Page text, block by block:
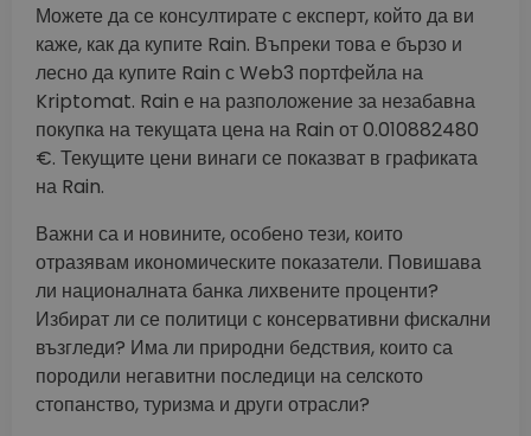
Можете да се консултирате с експерт, който да ви
каже, как да купите Rain. Въпреки това е бързо и
лесно да купите Rain с Web3 портфейла на
Kriptomat. Rain е на разположение за незабавна
покупка на текущата цена на Rain от 0.010882480
€. Текущите цени винаги се показват в графиката
на Rain.
Важни са и новините, особено тези, които
отразявам икономическите показатели. Повишава
ли националната банка лихвените проценти?
Избират ли се политици с консервативни фискални
възгледи? Има ли природни бедствия, които са
породили негавитни последици на селското
стопанство, туризма и други отрасли?